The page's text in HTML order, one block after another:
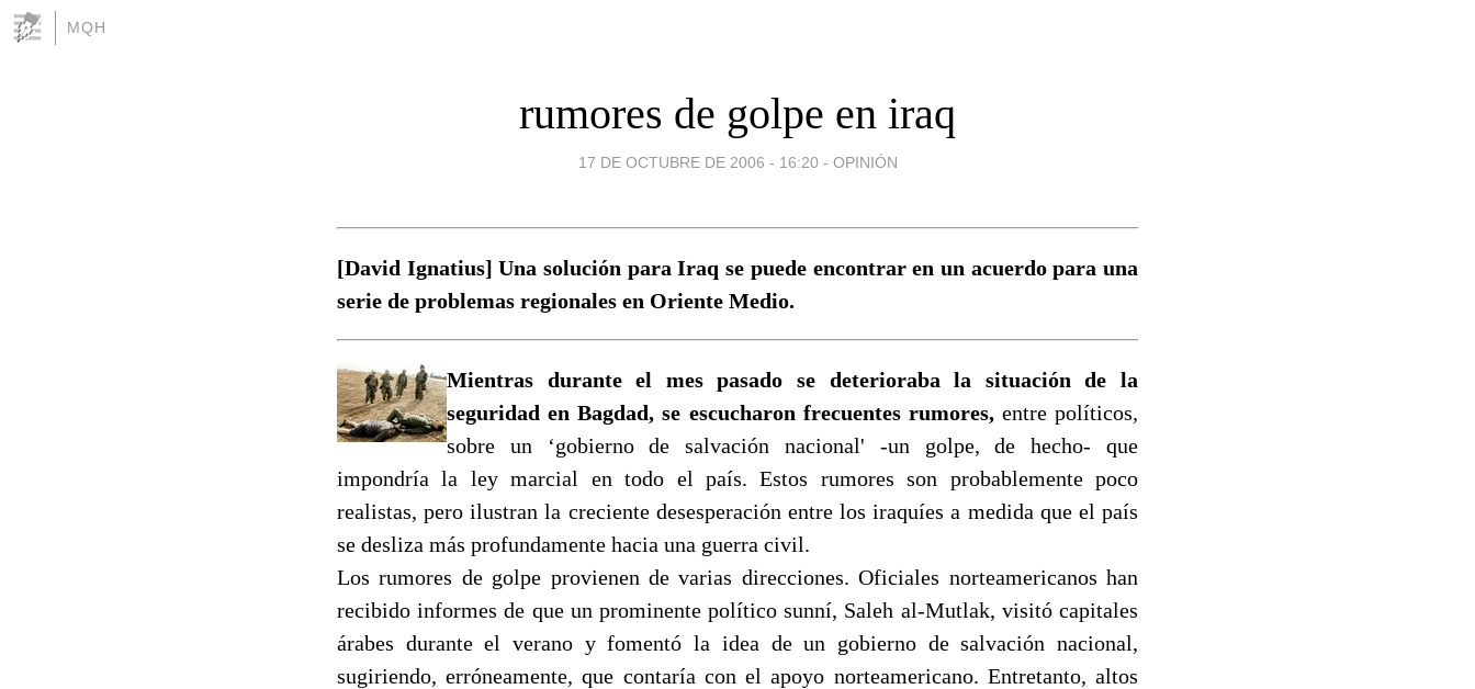
MQH
rumores de golpe en iraq
17 DE OCTUBRE DE 2006 - 16:20 - OPINIÓN
[David Ignatius] Una solución para Iraq se puede encontrar en un acuerdo para una
serie de problemas regionales en Oriente Medio.
Mientras durante el mes pasado se deterioraba la situación de la
seguridad en Bagdad, se escucharon frecuentes rumores,entre políticos,
sobre un ‘gobierno de salvación nacional' -un golpe, de hecho- que
impondría la ley marcial en todo el país. Estos rumores son probablemente poco
realistas, pero ilustran la creciente desesperación entre los iraquíes a medida que el país
se desliza más profundamente hacia una guerra civil.
Los rumores de golpe provienen de varias direcciones. Oficiales norteamericanos han
recibido informes de que un prominente político sunní, Saleh al-Mutlak, visitó capitales
árabes durante el verano y fomentó la idea de un gobierno de salvación nacional,
sugiriendo, erróneamente, que contaría con el apoyo norteamericano. Entretanto, altos